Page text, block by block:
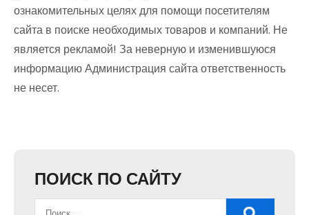
ознакомительных целях для помощи посетителям
сайта в поиске необходимых товаров и компаний. Не
является рекламой! За неверную и изменившуюся
информацию Администрация сайта ответственность
не несет.
ПОИСК ПО САЙТУ